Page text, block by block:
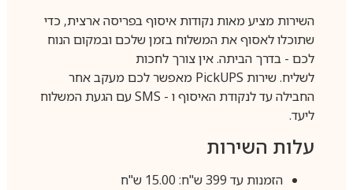
השירות מציע מאות נקודות איסוף בפריסה ארצית, כדי
שתוכלו לאסוף את המשלוח בזמן שלכם ובמקום הנוח
לכם - בדרך הביתה. אין צורך לחכות
לשליח. שירות PickUPSמאפשר לכם מעקב אחר
החבילה עד לנקודת האיסוף ו - SMSעם הגעת המשלוח
ליעד.
עלות השירות
הזמנות עד 399 ש"ח: 15.00 ש"ח